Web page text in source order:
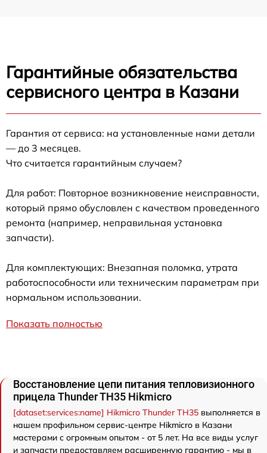
Гарантийные обязательства
сервисного центра в Казани
Гарантия от сервиса: на установленные нами детали
— до 3 месяцев.
Что считается гарантийным случаем?
Для работ: Повторное возникновение неисправности,
который прямо обусловлен с качеством проведенного
ремонта (например, неправильная установка
запчасти).
Для комплектующих: Внезапная поломка, утрата
работоспособности или техническим параметрам при
нормальном использовании.
Показать полностью
Восстановление цепи питания тепловизионного
прицела Thunder TH35 Hikmicro
[dataset:services:name] Hikmicro Thunder TH35 выполняется в
нашем профильном сервис-центре Hikmicro в Казани
мастерами с огромным опытом - от 5 лет. На все виды услуг
и запчасти предоставляем расширенную гарантию - мы в